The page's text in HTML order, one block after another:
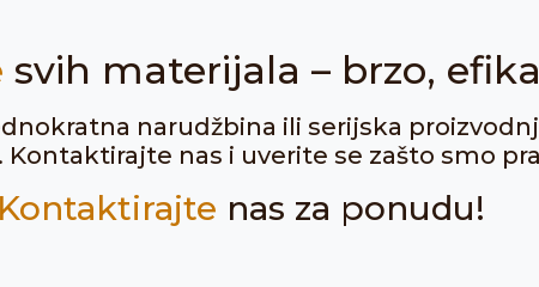
svih materijala – brzo,
narudžbina ili serijska
Kontaktirajte nas i uverite se zašto smo
Kontaktirajte nas za ponudu!